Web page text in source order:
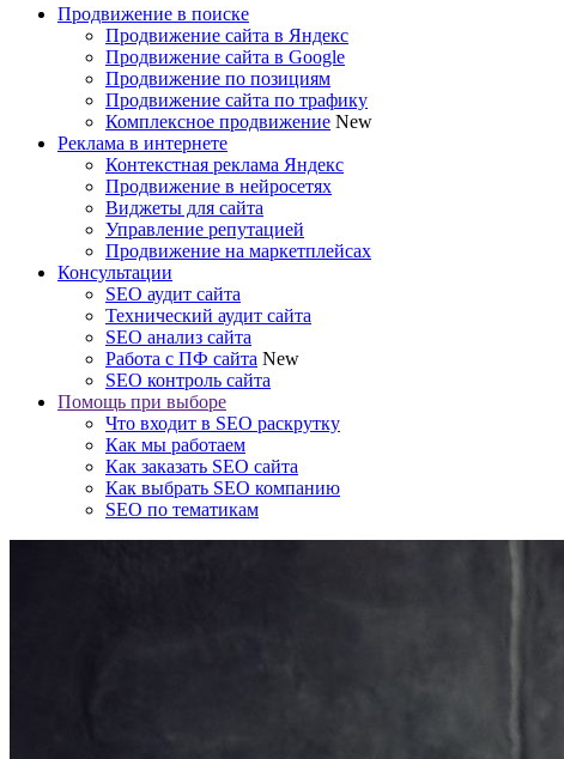
Продвижение в поиске
Продвижение сайта в Яндекс
Продвижение сайта в Google
Продвижение по позициям
Продвижение сайта по трафику
Комплексное продвижение New
Реклама в интернете
Контекстная реклама Яндекс
Продвижение в нейросетях
Виджеты для сайта
Управление репутацией
Продвижение на маркетплейсах
Консультации
SEO аудит сайта
Технический аудит сайта
SEO анализ сайта
Работа с ПФ сайта New
SEO контроль сайта
Помощь при выборе
Что входит в SEO раскрутку
Как мы работаем
Как заказать SEO сайта
Как выбрать SEO компанию
SEO по тематикам